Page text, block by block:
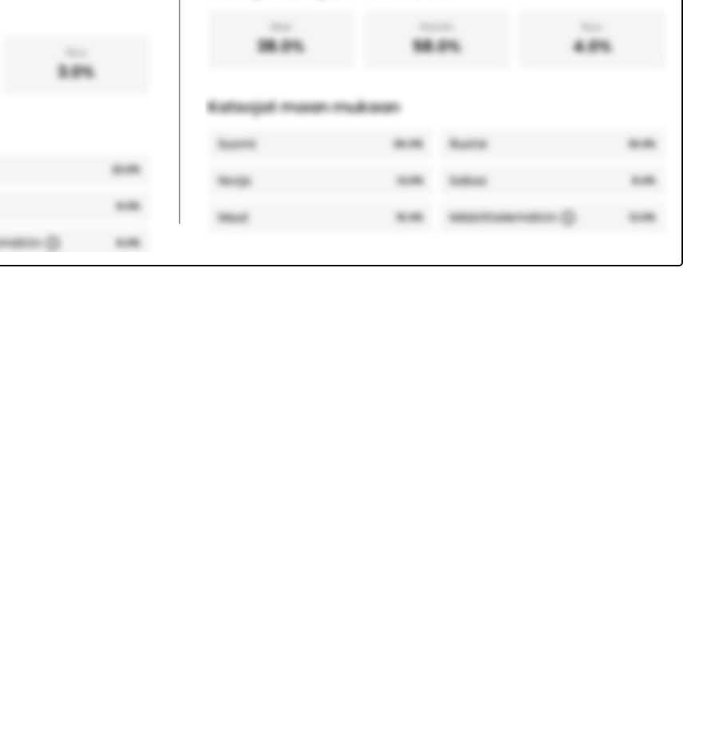
3.0%
22.0%
8.0%
8.0%
38.0% 58.0% 4.0%
Katsojat maan mukaan
Suomi 35.0% Ruotsi 18.0%
Norja 12.0% Saksa 8.0%
Muut 15.0% Määrittelemätön 12.0%
Katsojien top-kaupungit